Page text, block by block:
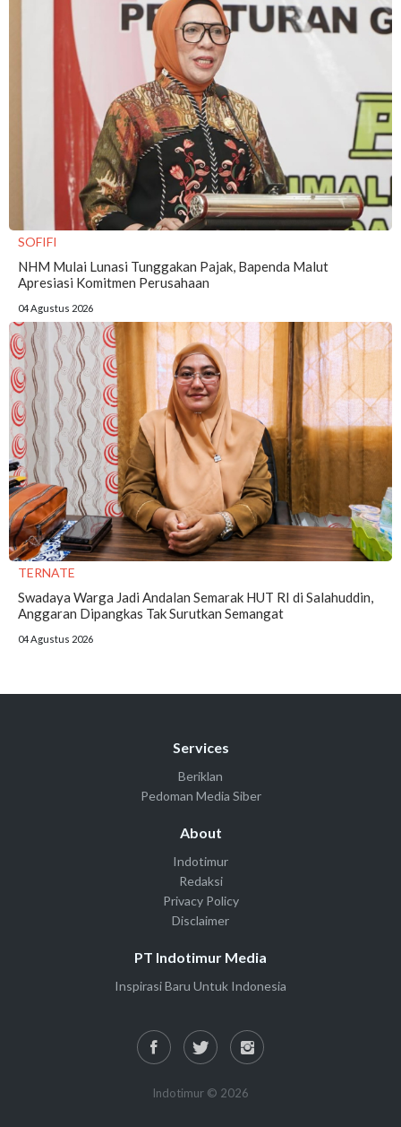
SOFIFI
NHM Mulai Lunasi Tunggakan Pajak, Bapenda Malut
Apresiasi Komitmen Perusahaan
04 Agustus 2026
TERNATE
Swadaya Warga Jadi Andalan Semarak HUT RI di Salahuddin,
Anggaran Dipangkas Tak Surutkan Semangat
04 Agustus 2026
Services
Beriklan
Pedoman Media Siber
About
Indotimur
Redaksi
Privacy Policy
Disclaimer
PT Indotimur Media
Inspirasi Baru Untuk Indonesia
Indotimur © 2026